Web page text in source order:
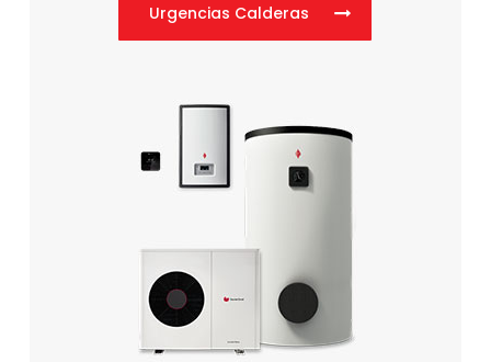
Urgencias Calderas